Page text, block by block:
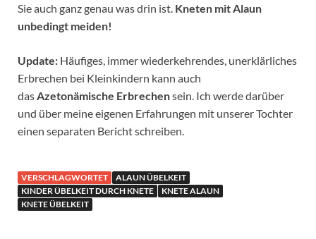
Sie auch ganz genau was drin ist. Kneten mit Alaun
unbedingt meiden!
Update: Häufiges, immer wiederkehrendes, unerklärliches
Erbrechen bei Kleinkindern kann auch
das Azetonämische Erbrechensein. Ich werde darüber
und über meine eigenen Erfahrungen mit unserer Tochter
einen separaten Bericht schreiben.
VERSCHLAGWORTET
ALAUN ÜBELKEIT
KINDER ÜBELKEIT DURCH KNETE
KNETE ALAUN
KNETE ÜBELKEIT